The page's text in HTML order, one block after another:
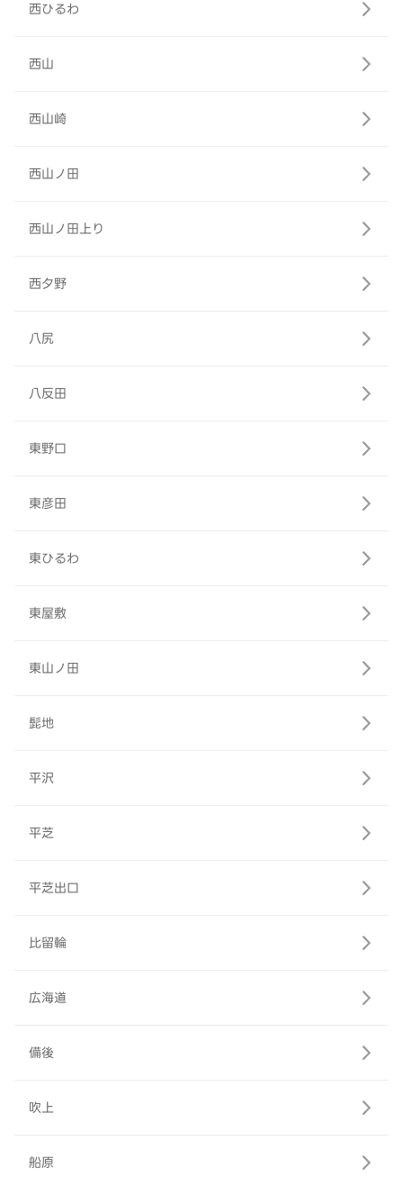
西ひるわ
西山
西山崎
西山ノ田
西山ノ田上り
西夕野
八尻
八反田
東野口
東彦田
東ひるわ
東屋敷
東山ノ田
髭地
平沢
平芝
平芝出口
比留輪
広海道
備後
吹上
船原